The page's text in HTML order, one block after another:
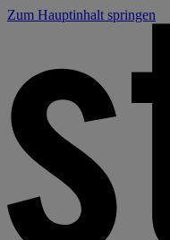
Zum Hauptinhalt springen